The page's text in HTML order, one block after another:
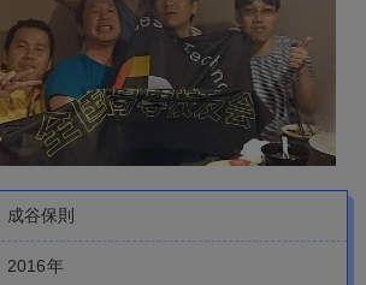
成谷保則
2016年
081-853-7358
nareethai777@gmail.com